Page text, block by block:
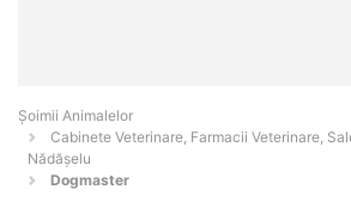
Şoimii Animalelor
Cabinete Veterinare, Farmacii Veterinare,
Nădăşelu
Dogmaster